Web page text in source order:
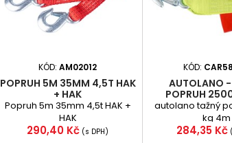
KÓD:AM02012
POPRUH 5M 35MM 4,5T HAK
+ HAK
Popruh 5m 35mm 4,5t HAK +
HAK
Cena
290,40 Kč (s DPH)
KÓD:
AUTOLANO
POPRUH
autolano tažný
kg 4m
Cena
284,35 Kč